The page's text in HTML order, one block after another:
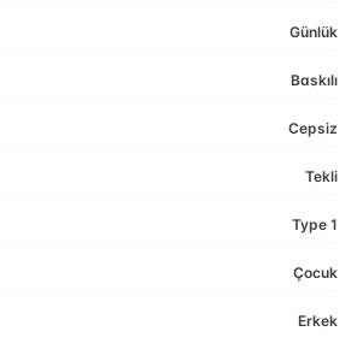
Günlük
Baskılı
Cepsiz
Tekli
Type 1
Çocuk
Erkek